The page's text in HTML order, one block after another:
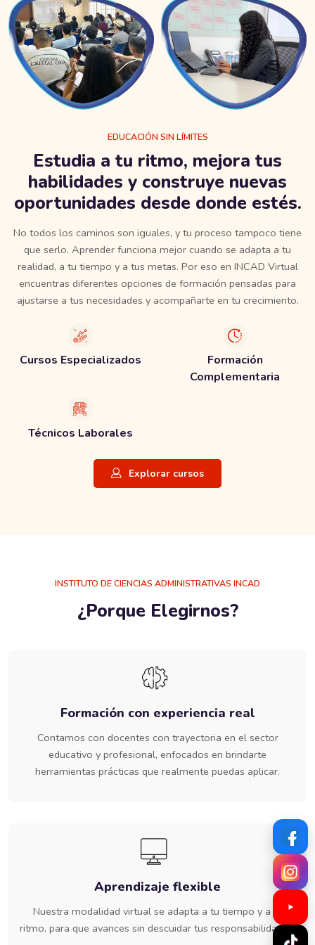
EDUCACIÓN SIN LÍMITES
Estudia a tu ritmo, mejora tus
habilidades y construye nuevas
oportunidades desde donde estés.
No todos los caminos son iguales, y tu proceso tampoco tiene
que serlo. Aprender funciona mejor cuando se adapta a tu
realidad, a tu tiempo y a tus metas. Por eso en INCAD Virtual
encuentras diferentes opciones de formación pensadas para
ajustarse a tus necesidades y acompañarte en tu crecimiento.
Cursos Especializados
Formación
Complementaria
Técnicos Laborales
Explorar cursos
INSTITUTO DE CIENCIAS ADMINISTRATIVAS INCAD
¿Porque Elegirnos?​​
Formación con experiencia real
Contamos con docentes con trayectoria en el sector
educativo y profesional, enfocados en brindarte
herramientas prácticas que realmente puedas aplicar.
Aprendizaje flexible
Nuestra modalidad virtual se adapta a tu tiempo y a tu
ritmo, para que avances sin descuidar tus responsabilidades.